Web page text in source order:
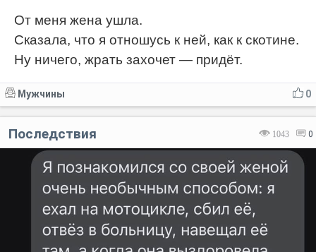
От меня жена ушла.
Сказала, что я отношусь к ней, как к скотине.
Ну ничего, жрать захочет — придёт.
0
Мужчины
1043 0
Последствия